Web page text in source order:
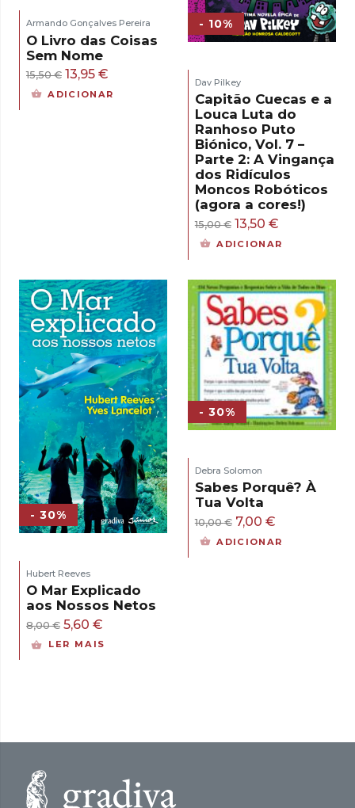
Armando Gonçalves Pereira
O Livro das Coisas
Sem Nome
15,50€ O
preço
13,95 €
preço
ADICIONAR
- 10%
Dav Pilkey
Capitão Cuecas e a
Louca Luta do
Ranhoso Puto
Biónico, Vol. 7 –
Parte 2: A Vingança
dos Ridículos
Moncos Robóticos
(agora a cores!)
15,00€ O
preço
era:
15,00 €.
13,50 €O
preço
é:
13,50 €.
ADICIONAR
- 30%
Hubert Reeves
O Mar Explicado
aos Nossos Netos
8,00€ O
preço
5,60 €
preço
LER MAIS
- 30%
Debra Solomon
Sabes Porquê? À
Tua Volta
10,00€ O
preço
7,00 €O
preço
ADICIONAR